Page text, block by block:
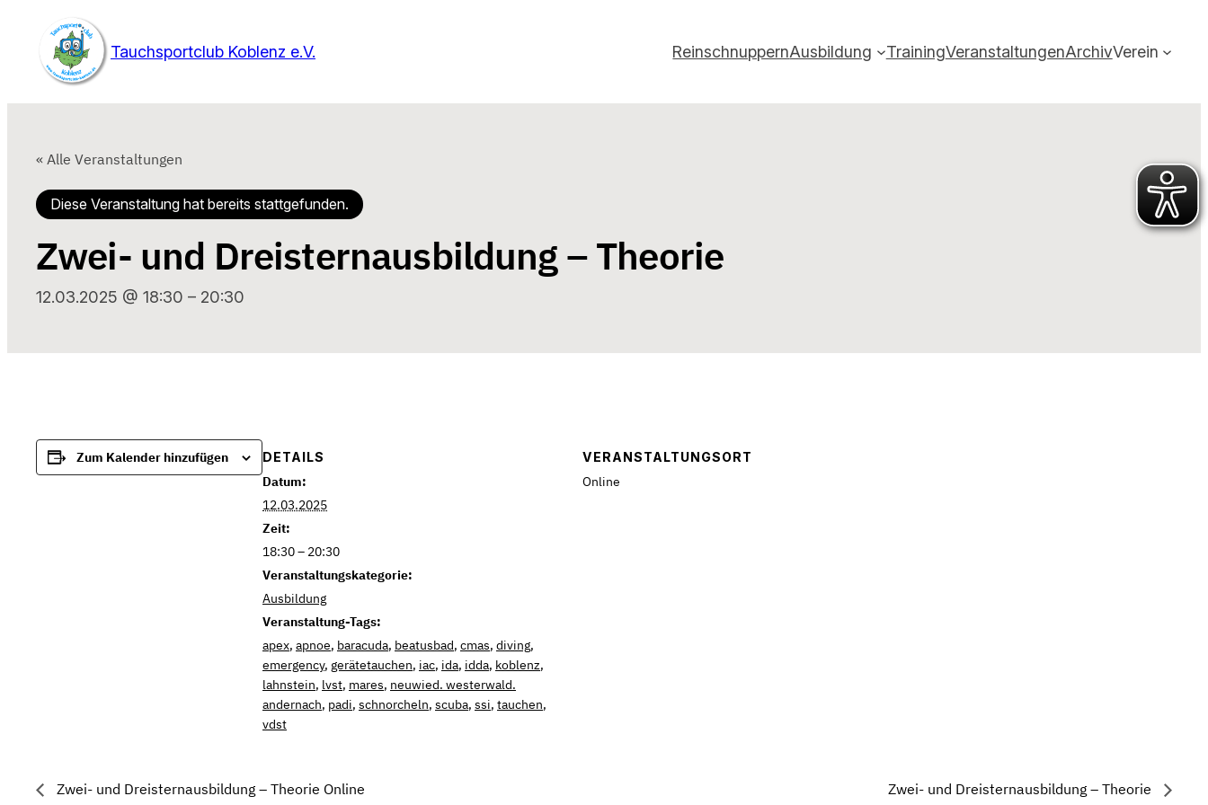
Tauchsportclub Koblenz e.V. ReinschnuppernAusbildung TrainingVeranstaltungenArchivVerein
« Alle Veranstaltungen
Diese Veranstaltung hat bereits stattgefunden.
Zwei- und Dreisternausbildung – Theorie
12.03.2025 @ 18:30 – 20:30
Zum Kalender hinzufügen DETAILS
Datum:
12.03.2025
Zeit:
18:30 – 20:30
Veranstaltungskategorie:
Ausbildung
Veranstaltung-Tags:
apex, apnoe, baracuda, beatusbad, cmas, diving,
emergency, gerätetauchen, iac, ida, idda, koblenz,
lahnstein, lvst, mares, neuwied. westerwald.
andernach, padi, schnorcheln, scuba, ssi, tauchen,
vdst
VERANSTALTUNGSORT
Online
Zwei- und Dreisternausbildung – Theorie Online Zwei- und Dreisternausbildung – Theorie